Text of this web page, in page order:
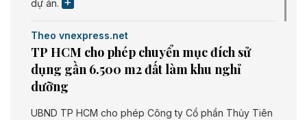
dự án.
Theo vnexpress.net
TP HCM cho phép chuyển mục đích sử
dụng gần 6.500 m2 đất làm khu nghỉ
dưỡng
UBND TP HCM cho phép Công ty Cổ phần Thủy Tiên